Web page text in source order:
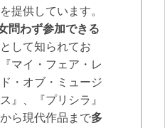
提供しています。
問わず参加できる
として知られてお
マイ・フェア・レ
・オブ・ミュージ
』、『プリシラ』
ら現代作品まで多